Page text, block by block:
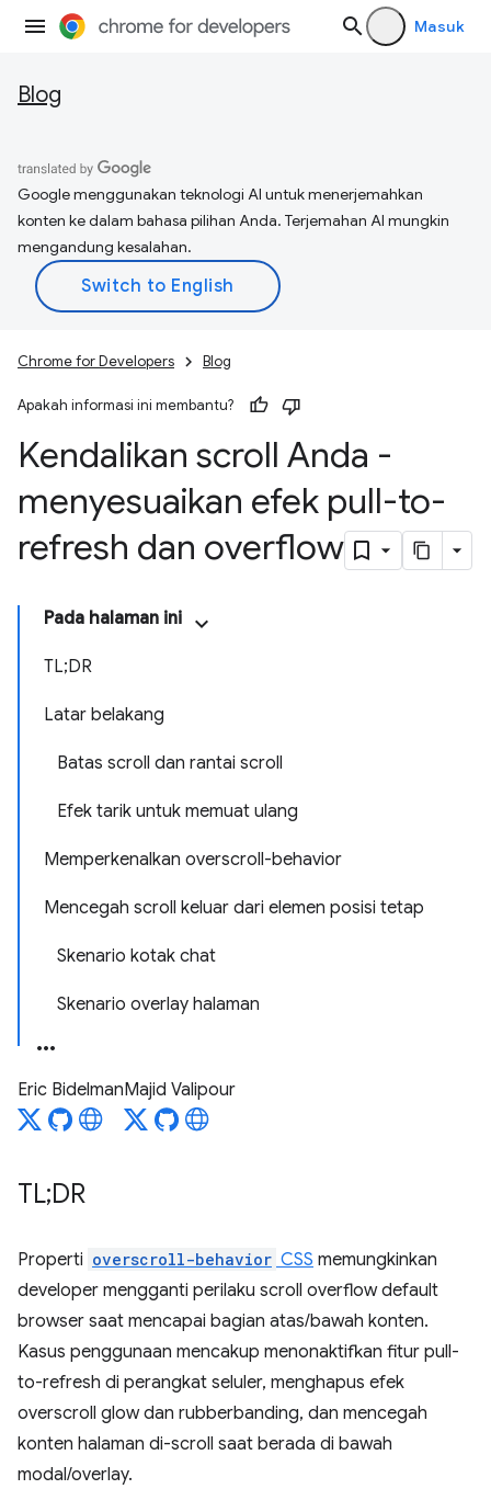
Masuk
Blog
Google menggunakan teknologi AI untuk menerjemahkan
konten ke dalam bahasa pilihan Anda. Terjemahan AI mungkin
mengandung kesalahan.
Chrome for Developers Blog
Apakah informasi ini membantu?
Kendalikan scroll Anda -
menyesuaikan efek pull-to-
refresh dan overflow
Pada halaman ini
TL;DR
Latar belakang
Batas scroll dan rantai scroll
Efek tarik untuk memuat ulang
Memperkenalkan overscroll-behavior
Mencegah scroll keluar dari elemen posisi tetap
Skenario kotak chat
Skenario overlay halaman
Eric BidelmanMajid Valipour
TL;DR
Properti overscroll-behavior CSS memungkinkan
developer mengganti perilaku scroll overflow default
browser saat mencapai bagian atas/bawah konten.
Kasus penggunaan mencakup menonaktifkan fitur pull-
to-refresh di perangkat seluler, menghapus efek
overscroll glow dan rubberbanding, dan mencegah
konten halaman di-scroll saat berada di bawah
modal/overlay.